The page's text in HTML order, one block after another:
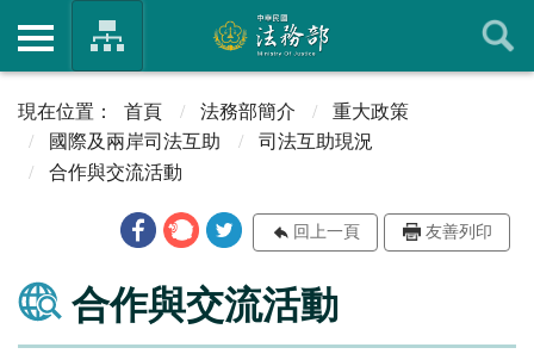
首頁 法務部簡介
重大政策
國際及兩岸司法互助
司法互助現況
合作與交流活動
回上一頁 友善列印
合作與交流活動